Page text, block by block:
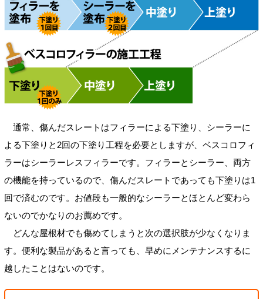
通常、傷んだスレートはフィラーによる下塗り、シーラーに
よる下塗りと2回の下塗り工程を必要としますが、ベスコロフィ
ラーはシーラーレスフィラーです。フィラーとシーラー、両方
の機能を持っているので、傷んだスレートであっても下塗りは1
回で済むのです。お値段も一般的なシーラーとほとんど変わら
ないのでかなりのお薦めです。
どんな屋根材でも傷めてしまうと次の選択肢が少なくなりま
す。便利な製品があると言っても、早めにメンテナンスするに
越したことはないのです。